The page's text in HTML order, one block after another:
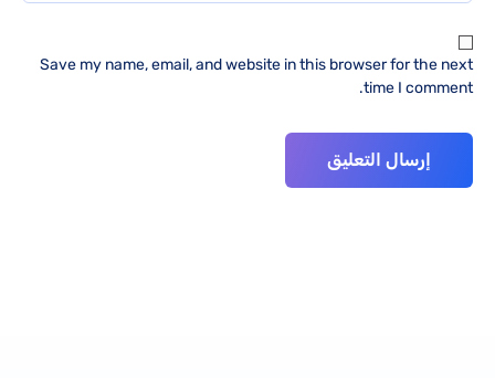
Save my name, email, and website in this browser for the next
time I comment.